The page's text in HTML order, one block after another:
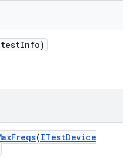
testInfo)
Freqs(ITestDevice